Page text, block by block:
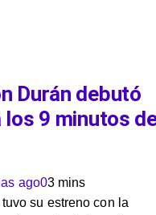
Durán debutó
los 9 minutos
ago03 mins
su estreno con la